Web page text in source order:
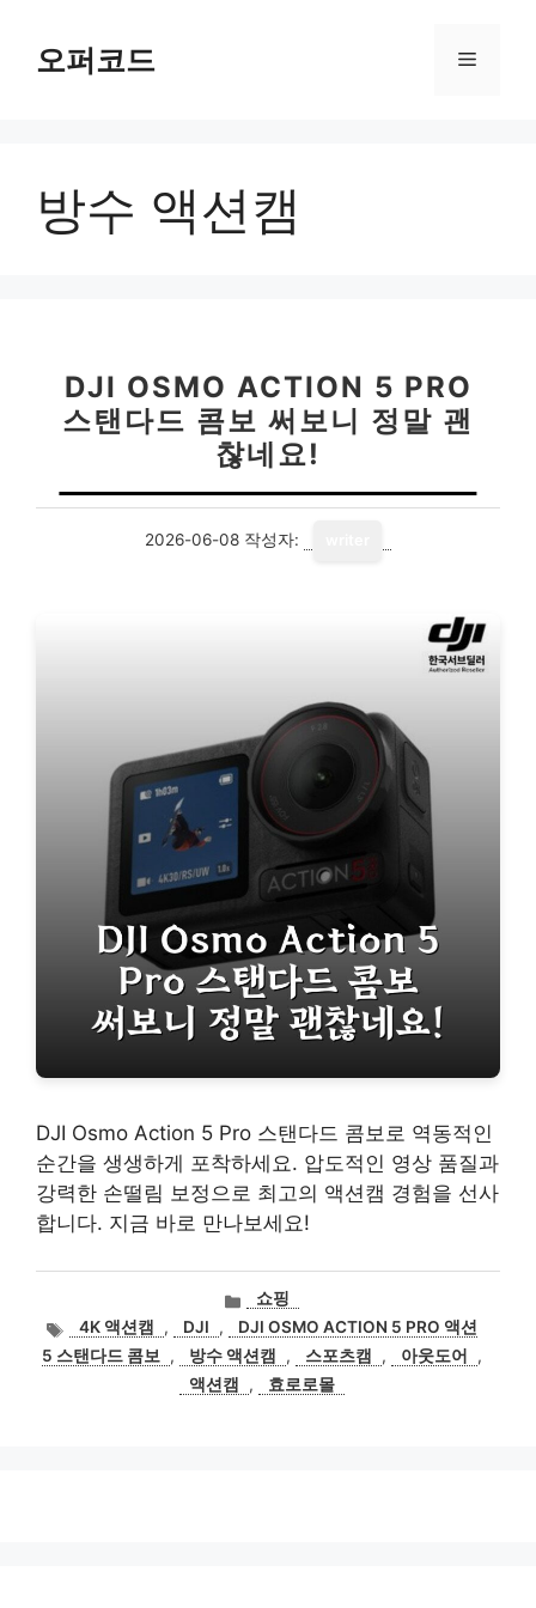
오퍼코드 메
방수 액션캠
DJI OSMO ACTION 5 PRO
스탠다드 콤보 써보니 정말 괜
찮네요!
2026-06-08 작성자:
DJI Osmo Action 5 Pro 스탠다드 콤보로 역동적인
순간을 생생하게 포착하세요. 압도적인 영상 품질과
강력한 손떨림 보정으로 최고의 액션캠 경험을 선사
합니다. 지금 바로 만나보세요!
카
테
고
리
쇼핑
태
그
4K 액션캠 , DJI ,
DJI OSMO ACTION 5 PRO 액션
5 스탠다드 콤보
, 방수 액션캠 , 스포츠캠 , 아웃도어
,
액션캠
, 효로로몰